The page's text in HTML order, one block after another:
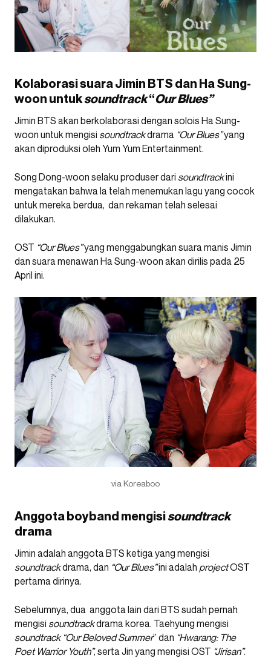
Kolaborasi suara Jimin BTS dan Ha Sung-
woon untuksoundtrack“Our Blues”
Jimin BTS akan berkolaborasi dengan solois Ha Sung-
woon untuk mengisi soundtrackdrama “Our Blues”yang
akan diproduksi oleh Yum Yum Entertainment.
Song Dong-woon selaku produser dari soundtrackini
mengatakan bahwa Ia telah menemukan lagu yang cocok
untuk mereka berdua, dan rekaman telah selesai
dilakukan.
OST “Our Blues”yang menggabungkan suara manis Jimin
dan suara menawan Ha Sung-woon akan dirilis pada 25
April ini.
via Koreaboo
Anggota boyband mengisisoundtrack
drama
Jimin adalah anggota BTS ketiga yang mengisi
soundtrackdrama, dan “Our Blues”ini adalah projectOST
pertama dirinya.
Sebelumnya, dua anggota lain dari BTS sudah pernah
mengisi soundtrackdrama korea. Taehyung mengisi
soundtrack “Our Beloved Summer” dan “Hwarang: The
Poet Warrior Youth”, serta Jin yang mengisi OST “Jirisan”.